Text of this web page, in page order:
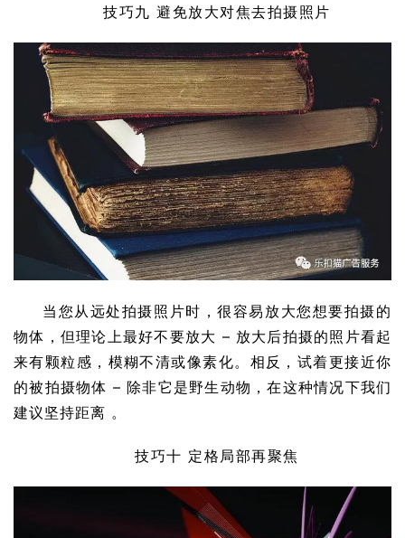
技巧九 避免放大对焦去拍摄照片
当您从远处拍摄照片时，很容易放大您想要拍摄的
物体，但理论上最好不要放大 – 放大后拍摄的照片看起
来有颗粒感，模糊不清或像素化。相反，试着更接近你
的被拍摄物体 – 除非它是野生动物，在这种情况下我们
建议坚持距离 。
技巧十 定格局部再聚焦